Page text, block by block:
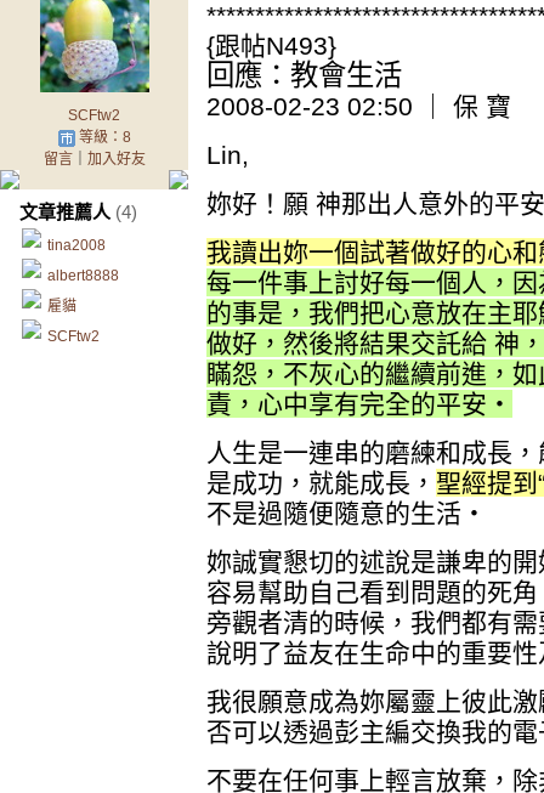
SCFtw2
等級：8
留言｜ 加入好友
文章推薦人 (4)
tina2008
albert8888
雇貓
SCFtw2
{跟帖N493}
回應：教會生活
2008-02-23 02:50 ｜ 保 寶
Lin,
妳好！願 神那出人意外的平
我讀出妳一個試著做好的心
每一件事上討好每一個人，
的事是，我們把心意放在主
做好，然後將結果交託給 神
瞞怨，不灰心的繼續前進，
責，心中享有完全的平安‧
人生是一連串的磨練和成長
是成功，就能成長， 聖經提到
不是過隨便隨意的生活‧
妳誠實懇切的述說是謙卑的
容易幫助自己看到問題的死
旁觀者清的時候，我們都有
說明了益友在生命中的重要
我很願意成為妳屬靈上彼此
否可以透過彭主編交換我的
不要在任何事上輕言放棄，